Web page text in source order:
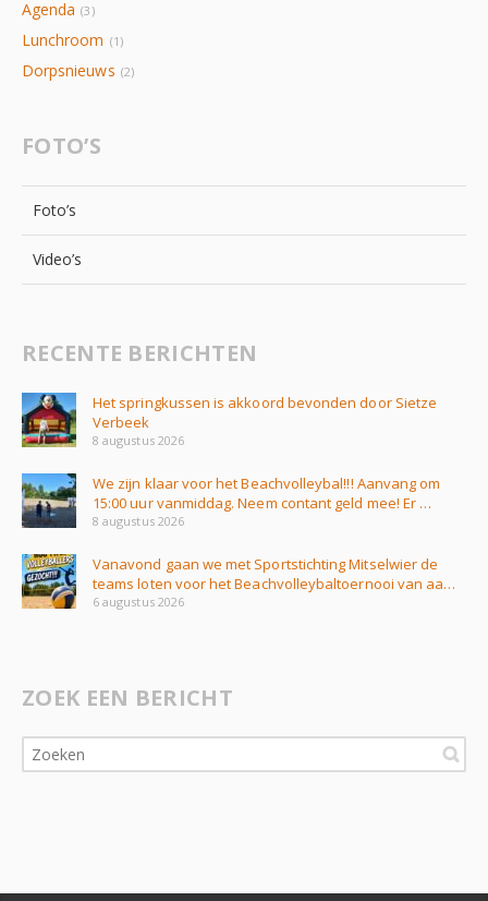
Agenda (3)
Lunchroom (1)
Dorpsnieuws (2)
FOTO’S
Foto’s
Video’s
RECENTE BERICHTEN
Het springkussen is akkoord bevonden door Sietze
Verbeek
8 augustus 2026
We zijn klaar voor het Beachvolleybal!!! Aanvang om
15:00 uur vanmiddag. Neem contant geld mee! Er …
8 augustus 2026
Vanavond gaan we met Sportstichting Mitselwier de
teams loten voor het Beachvolleybaltoernooi van aa…
6 augustus 2026
ZOEK EEN BERICHT